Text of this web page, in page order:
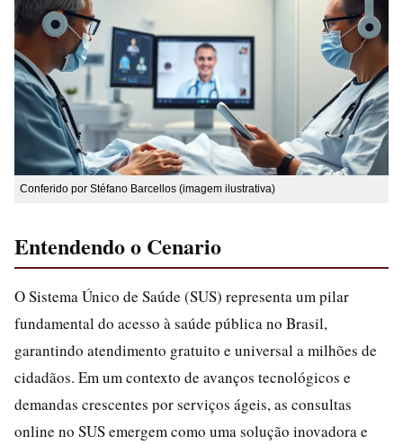
Conferido por Stéfano Barcellos (imagem ilustrativa)
Entendendo o Cenario
O Sistema Único de Saúde (SUS) representa um pilar
fundamental do acesso à saúde pública no Brasil,
garantindo atendimento gratuito e universal a milhões de
cidadãos. Em um contexto de avanços tecnológicos e
demandas crescentes por serviços ágeis, as consultas
online no SUS emergem como uma solução inovadora e